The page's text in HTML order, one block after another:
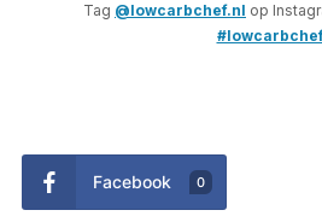
Tag @lowcarbchef.nl op
Facebook 0